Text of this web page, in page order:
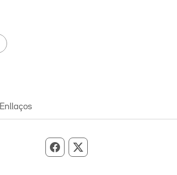
Enllaços
Compartir per Facebook
Compartir per X